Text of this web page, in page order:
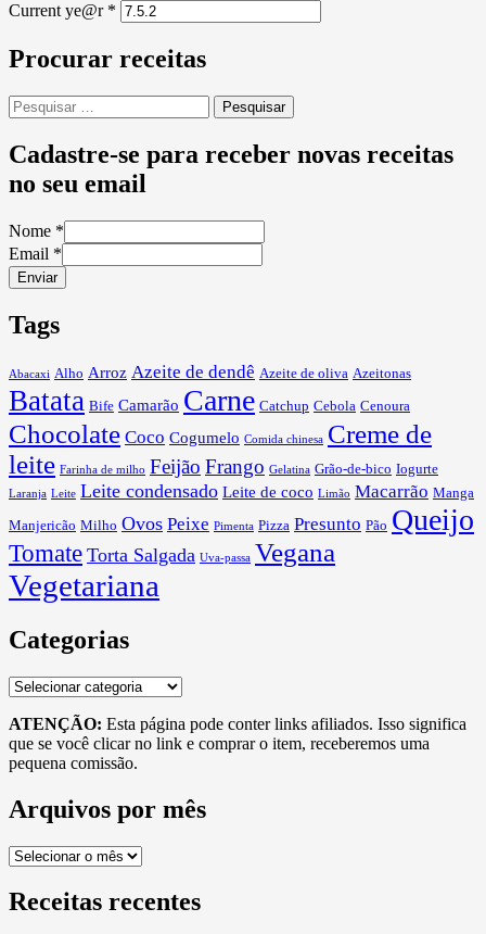
Current ye@r *
Procurar receitas
Pesquisar
por:
Cadastre-se para receber novas receitas
no seu email
Nome *
Email *
Enviar
Tags
Abacaxi Alho Arroz Azeite de dendê Azeite de oliva Azeitonas
Batata Bife Camarão Carne Catchup Cebola Cenoura
Chocolate Coco Cogumelo Comida chinesa Creme de
leite Farinha de milho Feijão Frango Gelatina Grão-de-bico Iogurte
Laranja Leite Leite condensado Leite de coco Limão Macarrão Manga
Manjericão Milho Ovos Peixe Pimenta Pizza Presunto Pão Queijo
Tomate Torta Salgada Uva-passa Vegana
Vegetariana
Categorias
Categorias
ATENÇÃO: Esta página pode conter links afiliados. Isso significa
que se você clicar no link e comprar o item, receberemos uma
pequena comissão.
Arquivos por mês
Arquivos
mês
Receitas recentes